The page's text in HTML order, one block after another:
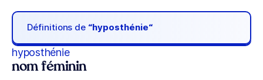
Définitions de “hyposthénie“
hyposthénie
nom féminin